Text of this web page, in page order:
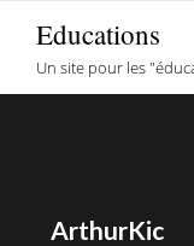
content
Educations
Un site pour les
ArthurKic